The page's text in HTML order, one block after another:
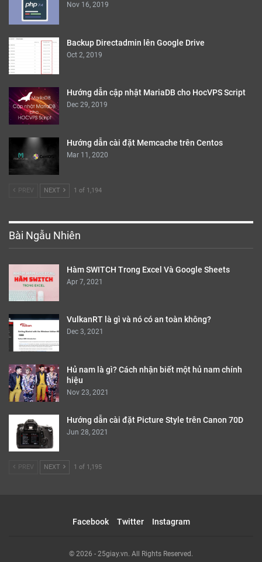
Nov 16, 2019
Backup Directadmin lên Google Drive
Oct 2, 2019
Hướng dẫn cập nhật MariaDB cho HocVPS Script
Dec 29, 2019
Hướng dẫn cài đặt Memcache trên Centos
Mar 11, 2020
PREV NEXT 1 of 1,194
Bài Ngẫu Nhiên
Hàm SWITCH Trong Excel Và Google Sheets
Apr 7, 2021
VulkanRT là gì và nó có an toàn không?
Dec 3, 2021
Hủ nam là gì? Cách nhận biết một hủ nam chính
hiệu
Nov 23, 2021
Hướng dẫn cài đặt Picture Style trên Canon 70D
Jun 28, 2021
PREV NEXT 1 of 1,195
Facebook Twitter Instagram
© 2026 - 25giay.vn. All Rights Reserved.